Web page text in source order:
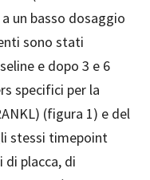
un basso dosaggio
sono stati
e dopo 3 e 6
specifici per la
(figura 1) e del
stessi timepoint
placca, di